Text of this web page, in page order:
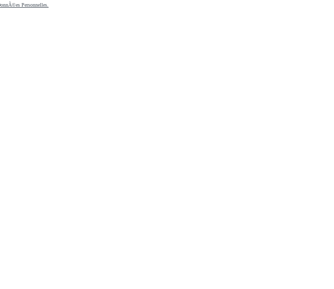
Personnelles.